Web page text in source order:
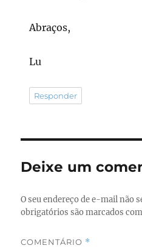
Abraços,
Lu
Responder
Deixe um
O seu endereço de e-mail não
obrigatórios são marcados com
COMENTÁRIO *